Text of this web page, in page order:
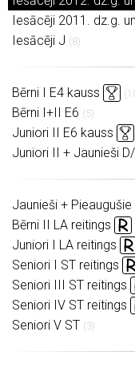
Iesācēji 2011. dz.g.
Iesācēji J (8)
Bērni I E4 kauss
Bērni I+II E6 (5)
Juniori II E6 kauss
Juniori II + Jaunieši
Jaunieši + Pieaugušie
Bērni II LA reitings
Juniori I LA reitings
Seniori I ST reitings
Seniori III ST reitings
Seniori IV ST reitings
Seniori V ST (3)